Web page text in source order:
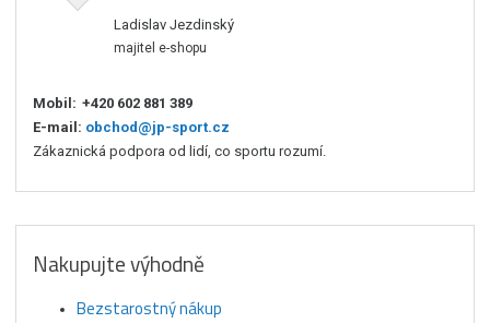
Ladislav Jezdinský
majitel e-shopu
Mobil: +420 602 881 389
E-mail: obchod@jp-sport.cz
Zákaznická podpora od lidí, co sportu rozumí.
Nakupujte výhodně
Bezstarostný nákup